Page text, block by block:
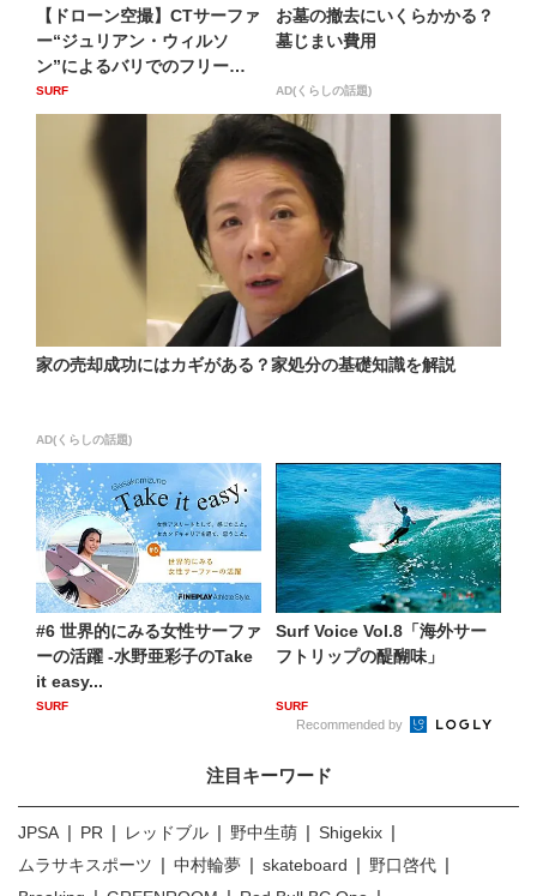
【ドローン空撮】CTサーファ
ー“ジュリアン・ウィルソ
ン”によるバリでのフリーサ
ー...
SURF
お墓の撤去にいくらかかる？
墓じまい費用
AD(くらしの話題)
家の売却成功にはカギがある？家処分の基礎知識を解説
AD(くらしの話題)
#6 世界的にみる女性サーファ
ーの活躍 -水野亜彩子のTake
it easy...
SURF
Surf Voice Vol.8「海外サー
フトリップの醍醐味」
SURF
Recommended by
注目キーワード
JPSA PR レッドブル 野中生萌
Shigekix
ムラサキスポーツ
中村輪夢 skateboard
野口啓代